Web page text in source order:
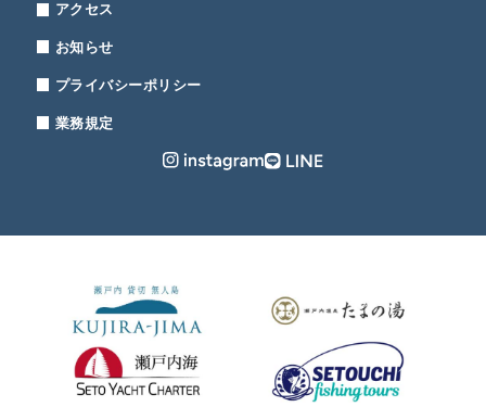
アクセス
お知らせ
プライバシーポリシー
業務規定